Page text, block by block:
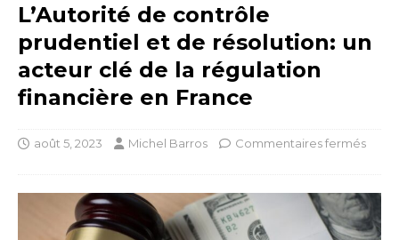
L’Autorité de contrôle
prudentiel et de résolution: un
acteur clé de la régulation
financière en France
août 5, 2023 Michel Barros Commentaires fermés